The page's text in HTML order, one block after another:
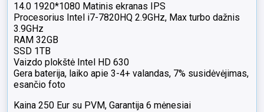
14.0 1920*1080 Matinis ekranas IPS
Procesorius Intel i7-7820HQ 2.9GHz, Max turbo dažnis
3.9GHz
RAM 32GB
SSD 1TB
Vaizdo plokštė Intel HD 630
Gera baterija, laiko apie 3-4+ valandas, 7% susidėvėjimas,
esančio foto
Kaina 250 Eur su PVM, Garantija 6 mėnesiai